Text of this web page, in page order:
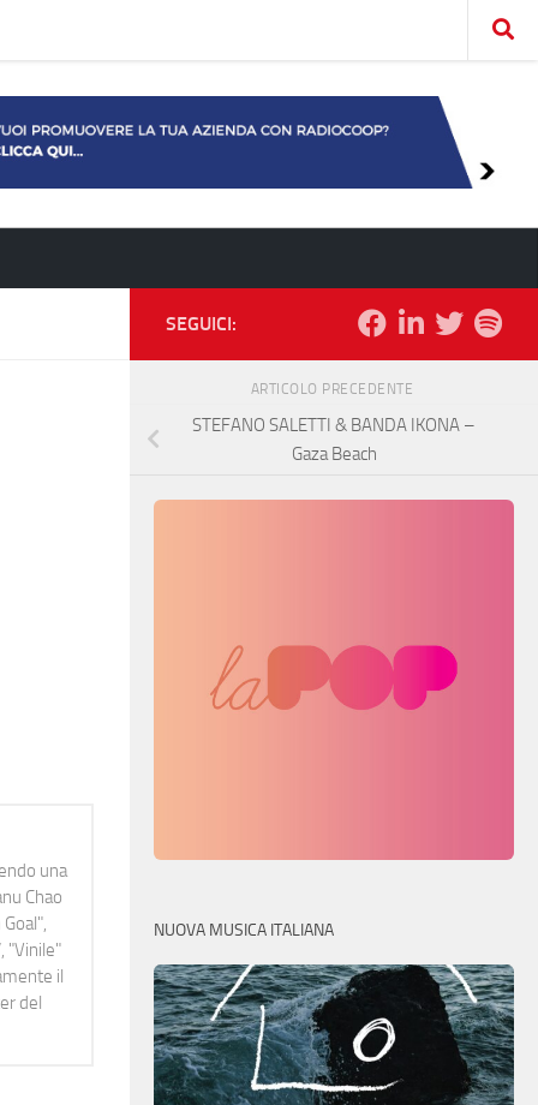
una
Chao
"Vinile"
il
del
SEGUICI:
ARTICOLO PRECEDENTE
STEFANO SALETTI & BANDA IKONA –
Gaza Beach
NUOVA MUSICA ITALIANA